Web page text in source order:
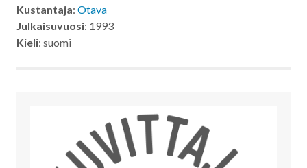
Kustantaja: Otava
Julkaisuvuosi: 1993
Kieli: suomi